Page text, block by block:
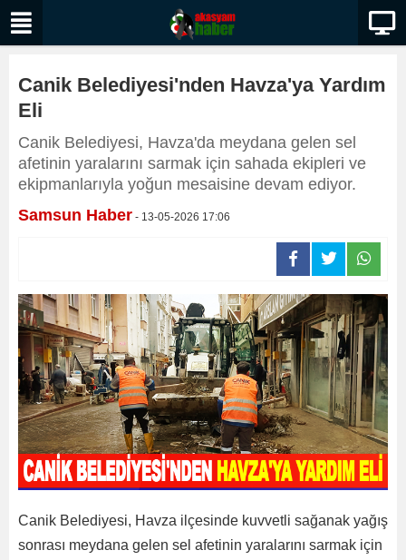
Canik Belediyesi'nden Havza'ya Yardım
Eli
Canik Belediyesi, Havza'da meydana gelen sel
afetinin yaralarını sarmak için sahada ekipleri ve
ekipmanlarıyla yoğun mesaisine devam ediyor.
Samsun Haber - 13-05-2026 17:06
Canik Belediyesi, Havza ilçesinde kuvvetli sağanak yağış
sonrası meydana gelen sel afetinin yaralarını sarmak için